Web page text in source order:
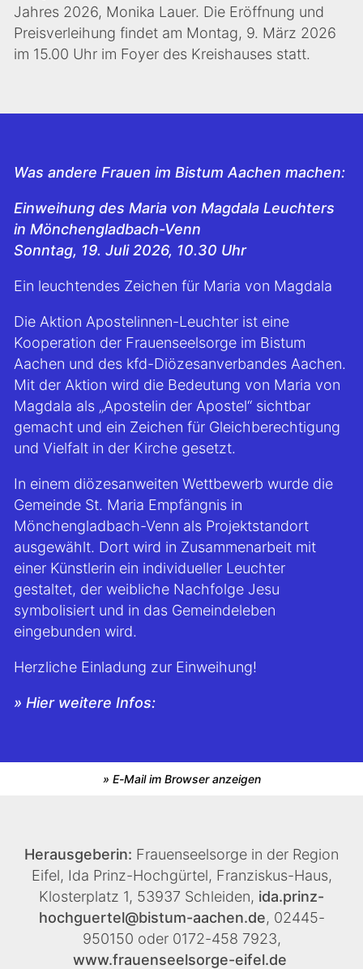
Jahres 2026, Monika Lauer. Die Eröffnung und
Preisverleihung findet am Montag, 9. März 2026
im 15.00 Uhr im Foyer des Kreishauses statt.
Was andere Frauen im Bistum Aachen machen:
Einweihung des Maria von Magdala Leuchters
in Mönchengladbach-Venn
Sonntag, 19. Juli 2026, 10.30 Uhr
Ein leuchtendes Zeichen für Maria von Magdala
Die Aktion Apostelinnen-Leuchter ist eine
Kooperation der Frauenseelsorge im Bistum
Aachen und des kfd-Diözesanverbandes Aachen.
Mit der Aktion wird die Bedeutung von Maria von
Magdala als „Apostelin der Apostel“ sichtbar
gemacht und ein Zeichen für Gleichberechtigung
und Vielfalt in der Kirche gesetzt.
In einem diözesanweiten Wettbewerb wurde die
Gemeinde St. Maria Empfängnis in
Mönchengladbach-Venn als Projektstandort
ausgewählt. Dort wird in Zusammenarbeit mit
einer Künstlerin ein individueller Leuchter
gestaltet, der weibliche Nachfolge Jesu
symbolisiert und in das Gemeindeleben
eingebunden wird.
Herzliche Einladung zur Einweihung!
» Hier weitere Infos:
» E-Mail im Browser anzeigen
Herausgeberin: Frauenseelsorge in der Region
Eifel, Ida Prinz-Hochgürtel, Franziskus-Haus,
Klosterplatz 1, 53937 Schleiden, ida.prinz-
hochguertel@bistum-aachen.de, 02445-
950150 oder 0172-458 7923,
www.frauenseelsorge-eifel.de